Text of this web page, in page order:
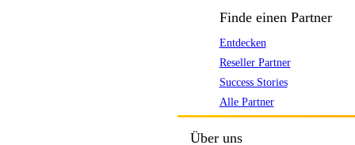
Finde einen Partner
Entdecken
Reseller Partner
Success Stories
Alle Partner
Über uns